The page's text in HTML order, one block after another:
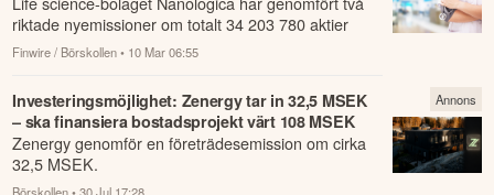
riktade nyemissioner om totalt 34 203 780 aktier
efter beslut från styrelsen och godkännan...
Finwire / Börskollen • 10 Mar 06:55
Investeringsmöjlighet: Zenergy tar in 32,5 MSEK
– ska finansiera bostadsprojekt värt 108 MSEK
Zenergy genomför en företrädesemission om cirka
32,5 MSEK.
Annons